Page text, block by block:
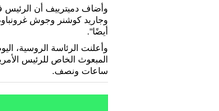
وأضاف دميترييف أن الرئيس
وجاريد كوشنر وجوش
أيضًا".
وأعلنت الرئاسة الروسية،
ساعات ونصف.